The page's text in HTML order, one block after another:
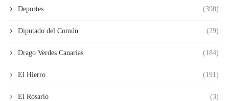
Deportes (390)
Diputado del Común (29)
Drago Verdes Canarias (184)
El Hierro (191)
El Rosario (3)